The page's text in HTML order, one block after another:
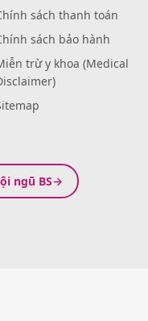
sách thanh toán
sách bảo hành
trừ y khoa (Medical
ngũ BS